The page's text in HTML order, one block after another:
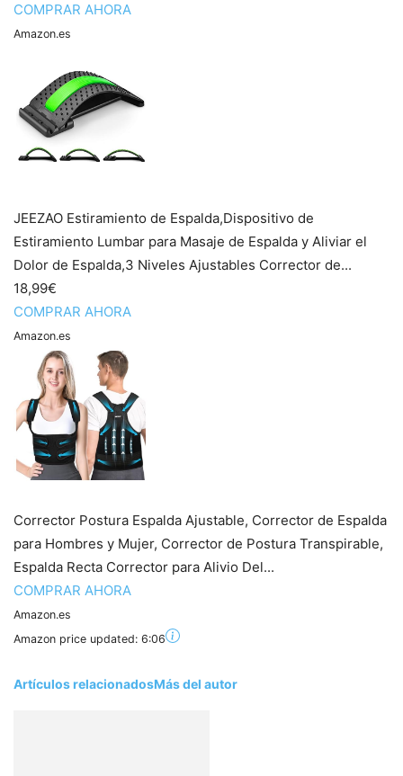
COMPRAR AHORA
Amazon.es
JEEZAO Estiramiento de Espalda,Dispositivo de
Estiramiento Lumbar para Masaje de Espalda y Aliviar el
Dolor de Espalda,3 Niveles Ajustables Corrector de...
18,99€
COMPRAR AHORA
Amazon.es
Corrector Postura Espalda Ajustable, Corrector de Espalda
para Hombres y Mujer, Corrector de Postura Transpirable,
Espalda Recta Corrector para Alivio Del...
COMPRAR AHORA
Amazon.es
Amazon price updated: 6:06
Artículos relacionadosMás del autor